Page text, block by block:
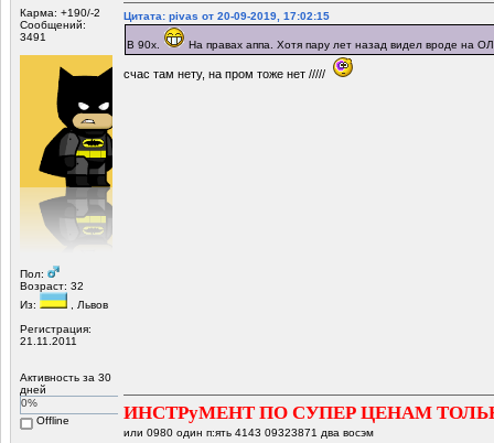
Карма: +190/-2
Сообщений:
3491
Пол:
Возраст: 32
Из:
, Львов
Регистрация:
21.11.2011
Активность за 30
дней
0%
Offline
Цитата: pivas от 20-09-2019, 17:02:15
В 90х. На правах аппа. Хотя пару лет назад видел вроде на
счас там нету, на пром тоже нет /////
ИНСТРуМЕНТ ПО СУПЕР ЦЕНАМ
или 0980 один п:ять 4143 09323871 два восэм